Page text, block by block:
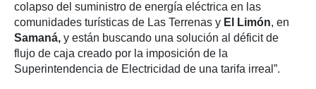
colapso del suministro de energía eléctrica en las
comunidades turísticas de Las Terrenas y El Limón, en
Samaná, y están buscando una solución al déficit de
flujo de caja creado por la imposición de la
Superintendencia de Electricidad de una tarifa irreal”.